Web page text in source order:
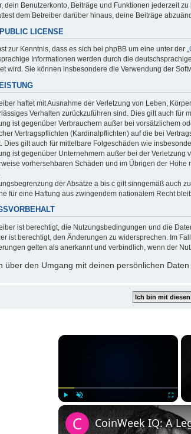
dein Benutzerkonto, Beiträge und Funktionen jederzeit zu
dem Betreiber darüber hinaus, deine Beiträge
LICENSE
zur Kenntnis, dass es sich bei phpBB um eine unter der „
Informationen werden durch die
wird. Sie können insbesondere die Verwendung der
haftet mit Ausnahme der Verletzung von Leben,
Verhalten zurückzuführen sind. Dies gilt auch für
ist gegenüber Verbrauchern außer bei vorsätzlichem
Vertragspflichten (Kardinalpflichten) auf die bei
Dies gilt auch für mittelbare Folgeschäden wie
ist gegenüber Unternehmern außer bei der
vorhersehbaren Schäden und im Übrigen der
der Absätze a bis c gilt sinngemäß auch
für eine Haftung aus zwingendem nationalem Recht
ist berechtigt, die Nutzungsbedingungen und die
ist berechtigt, den Änderungen zu widersprechen. Im
gelten als anerkannt und verbindlich, wenn der
über den Umgang mit deinen persönlichen
×
CoinWeek IQ: A